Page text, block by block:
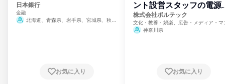
日本銀行
金融
北海道、青森県、岩手県、宮城県、秋田
崎県、熊本県、大分県、宮崎県、鹿児島県、
お気に入り
ント設営スタッフの電源
門
株式会社ボルテック
文化・教養・娯楽、広告・メディア・マ
ミ、電力・ガス・水道・エネルギー
神奈川県
お気に入り